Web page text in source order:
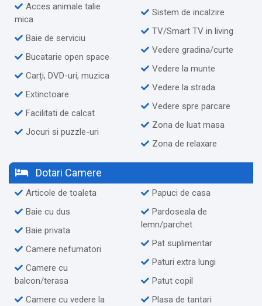
Acces animale talie
mica
Baie de serviciu
Bucatarie open space
Carți, DVD-uri, muzica
Extinctoare
Facilitati de calcat
Jocuri si puzzle-uri
Sistem de incalzire
TV/Smart TV in living
Vedere gradina/curte
Vedere la munte
Vedere la strada
Vedere spre parcare
Zona de luat masa
Zona de relaxare
Dotari Camere
Articole de toaleta
Baie cu dus
Baie privata
Camere nefumatori
Camere cu
balcon/terasa
Camere cu vedere la
Papuci de casa
Pardoseala de
lemn/parchet
Pat suplimentar
Paturi extra lungi
Patut copil
Plasa de tantari